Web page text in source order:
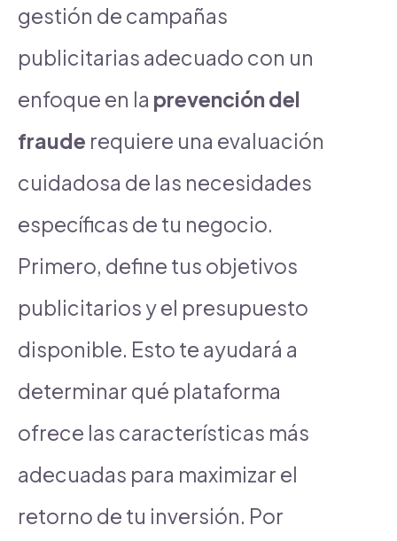
gestión de campañas
publicitarias adecuado con un
enfoque en la prevención del
fraude requiere una evaluación
cuidadosa de las necesidades
específicas de tu negocio.
Primero, define tus objetivos
publicitarios y el presupuesto
disponible. Esto te ayudará a
determinar qué plataforma
ofrece las características más
adecuadas para maximizar el
retorno de tu inversión. Por